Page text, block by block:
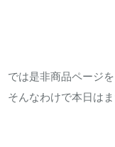
では是非商品ページを
そんなわけで本日はま